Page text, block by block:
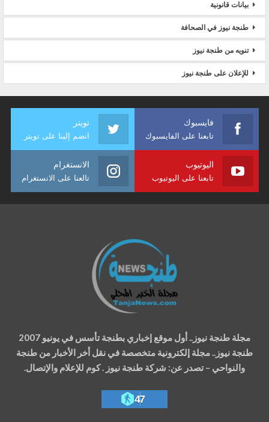
بيانات قانونية
طنجة نيوز في الصحافة
تنويه من طنجة نيوز
للإعلان على طنجة نيوز
فايسبوك
تابعنا على الفايسبوك
تويتر
انضم إلينا على تويتر
اليوتيوب
تابعنا على اليوتيوب
الانستغرام
تالعنا على الانستغرام
مجلة طنجة نيوز.. أول موقع إخباري بطنجة تأسس في يونيو 2007
طنجة نيوز.. مجلة إلكترونية متخصصة في نقل أخر الأخبار من طنجة
والنواحي – تصدر عن: شركة طنجة نيوز . كوم للإعلام والإتصال.
47